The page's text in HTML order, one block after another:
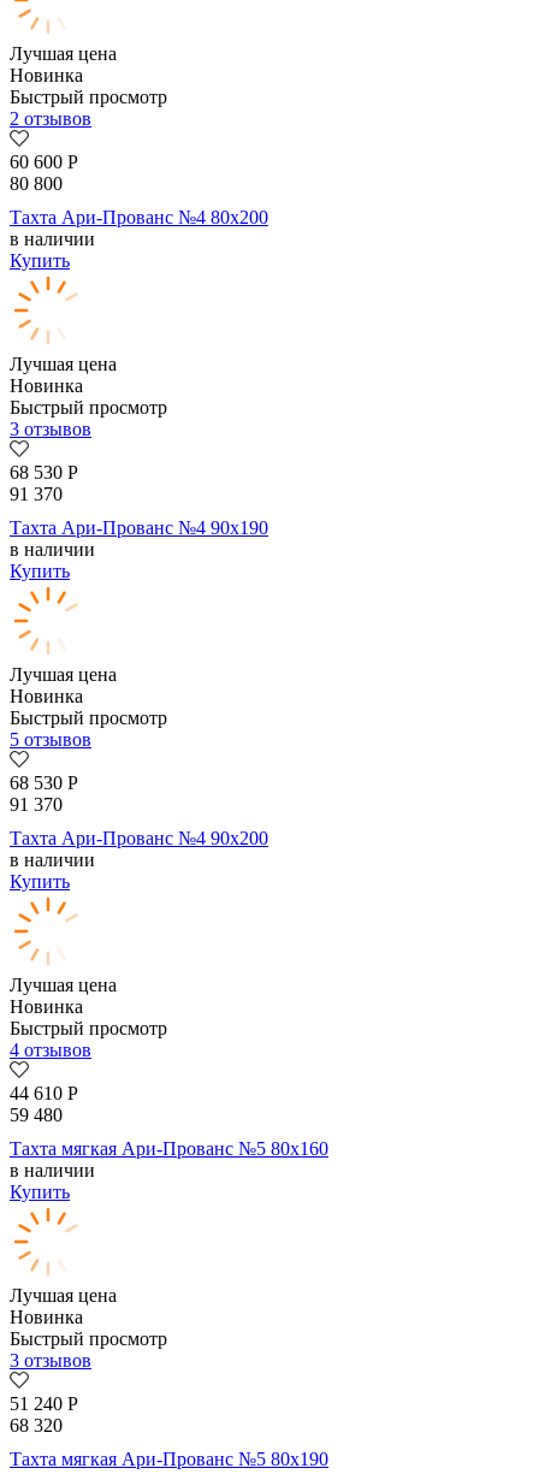
Лучшая цена
Новинка
Быстрый просмотр
2 отзывов
60 600 Р
80 800
Тахта Ари-Прованс №4 80х200
в наличии
Купить
Лучшая цена
Новинка
Быстрый просмотр
3 отзывов
68 530 Р
91 370
Тахта Ари-Прованс №4 90х190
в наличии
Купить
Лучшая цена
Новинка
Быстрый просмотр
5 отзывов
68 530 Р
91 370
Тахта Ари-Прованс №4 90х200
в наличии
Купить
Лучшая цена
Новинка
Быстрый просмотр
4 отзывов
44 610 Р
59 480
Тахта мягкая Ари-Прованс №5 80х160
в наличии
Купить
Лучшая цена
Новинка
Быстрый просмотр
3 отзывов
51 240 Р
68 320
Тахта мягкая Ари-Прованс №5 80х190